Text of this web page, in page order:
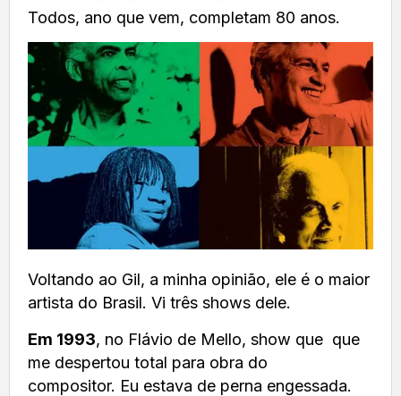
Todos, ano que vem, completam 80 anos.
Voltando ao Gil, a minha opinião, ele é o maior
artista do Brasil. Vi três shows dele.
Em 1993, no Flávio de Mello, show que que
me despertou total para obra do
compositor. Eu estava de perna engessada.